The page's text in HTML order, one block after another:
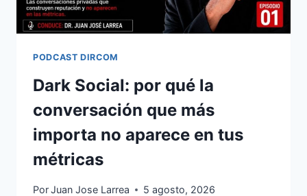
PODCAST DIRCOM
Dark Social: por qué la
conversación que más
importa no aparece en tus
métricas
PorJuan Jose Larrea 5 agosto, 2026